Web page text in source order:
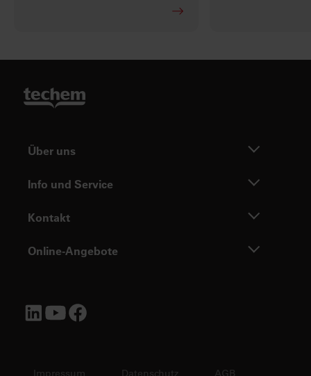
Über uns
Info und Service
Kontakt
Online-Angebote
Impressum Datenschutz AGB